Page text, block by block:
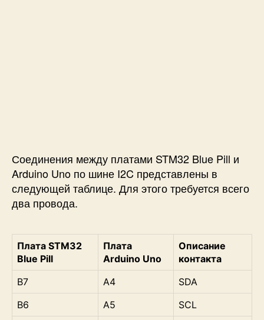
Соединения между платами STM32 Blue Pill и
Arduino Uno по шине I2C представлены в
следующей таблице. Для этого требуется всего
два провода.
Плата STM32
Blue Pill
Плата
Arduino Uno
Описание
контакта
B7
A4
SDA
B6
A5
SCL